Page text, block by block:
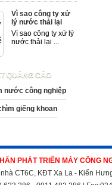
Vì sao công ty xử
lý nước thải lại
Vì sao công ty xử lý
nước thải lại ...
QUẢNG CÁO
PHÁT TRIỂN MÁY CÔNG
CT6C, KĐT Xa La - Kiến